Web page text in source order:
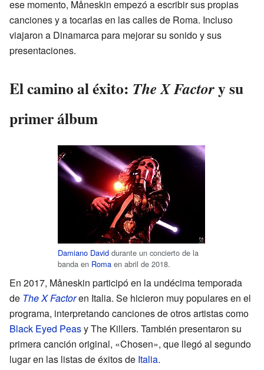
ese momento, Måneskin empezó a escribir sus propias
canciones y a tocarlas en las calles de Roma. Incluso
viajaron a Dinamarca para mejorar su sonido y sus
presentaciones.
El camino al éxito: The X Factory su
primer álbum
Damiano David durante un concierto de la
banda en Roma en abril de 2018.
En 2017, Måneskin participó en la undécima temporada
de The X Factoren Italia. Se hicieron muy populares en el
programa, interpretando canciones de otros artistas como
Black Eyed Peasy The Killers. También presentaron su
primera canción original, «Chosen», que llegó al segundo
lugar en las listas de éxitos de Italia.